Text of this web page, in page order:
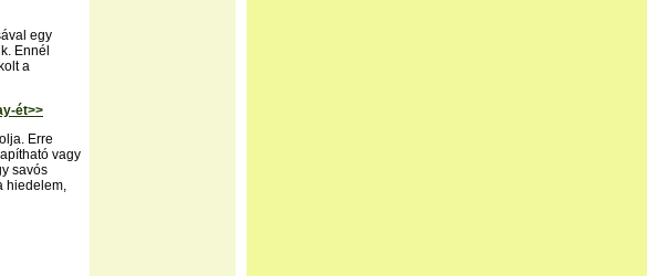
egy
Ennél
a
ét>>
Erre
vagy
savós
hiedelem,